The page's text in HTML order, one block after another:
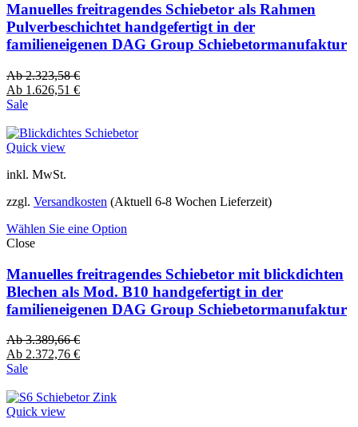
Manuelles freitragendes Schiebetor als Rahmen
Pulverbeschichtet handgefertigt in der
familieneigenen DAG Group Schiebetormanufaktur
Ab2.323,58€
Ab 1.626,51 €
Sale
Quick view
inkl. MwSt.
zzgl. Versandkosten (Aktuell 6-8 Wochen Lieferzeit)
Wählen Sie eine Option
Close
Manuelles freitragendes Schiebetor mit blickdichten
Blechen als Mod. B10 handgefertigt in der
familieneigenen DAG Group Schiebetormanufaktur
Ab3.389,66€
Ab 2.372,76 €
Sale
Quick view